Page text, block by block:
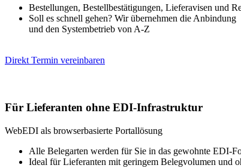
Bestellungen, Bestellbestätigungen, Lieferavisen und
Soll es schnell gehen? Wir übernehmen die Anbindung
und den Systembetrieb von A-Z
Direkt Termin vereinbaren
Für Lieferanten ohne EDI-Infrastruktur
WebEDI als browserbasierte Portallösung
Alle Belegarten werden für Sie in das gewohnte EDI-
Ideal für Lieferanten mit geringem Belegvolumen und